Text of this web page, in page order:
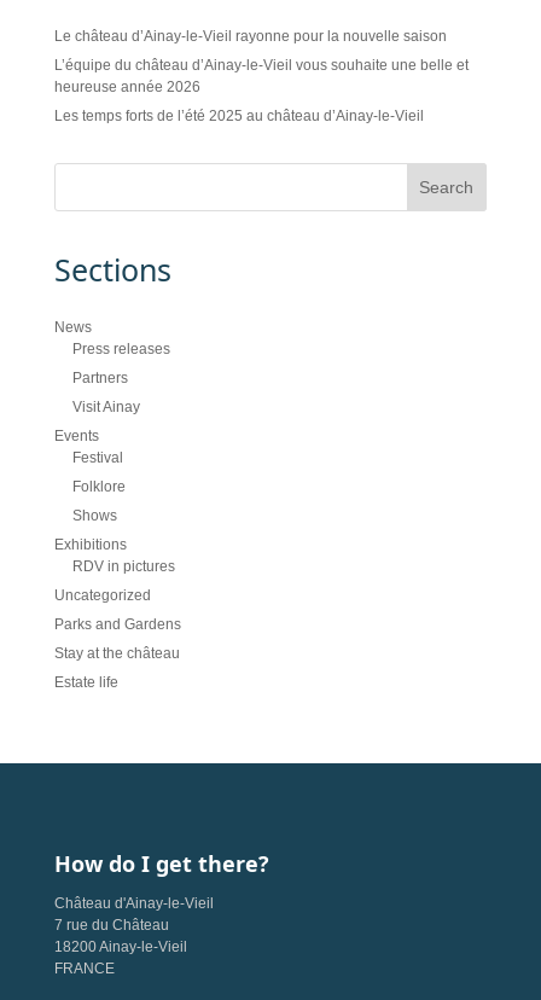
Le château d’Ainay-le-Vieil rayonne pour la nouvelle saison
L’équipe du château d’Ainay-le-Vieil vous souhaite une belle et
heureuse année 2026
Les temps forts de l’été 2025 au château d’Ainay-le-Vieil
Sections
News
Press releases
Partners
Visit Ainay
Events
Festival
Folklore
Shows
Exhibitions
RDV in pictures
Uncategorized
Parks and Gardens
Stay at the château
Estate life
How do I get there?
Château d'Ainay-le-Vieil
7 rue du Château
18200 Ainay-le-Vieil
FRANCE